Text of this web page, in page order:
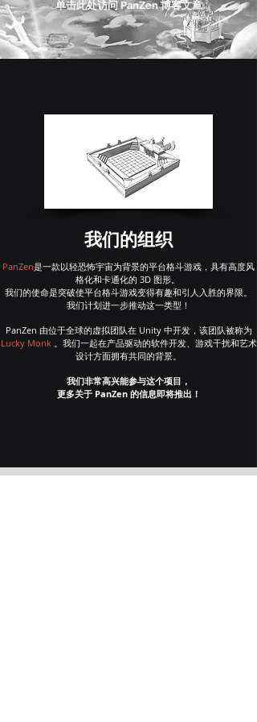
单击此处访问 PanZen 博客文章
我们的组织
PanZen是一款以轻恐怖宇宙为背景的平台格斗游戏，具有高度风
格化和卡通化的 3D 图形。
我们的使命是突破使平台格斗游戏变得有趣和引人入胜的界限。
我们计划进一步推动这一类型！
PanZen 由位于全球的虚拟团队在 Unity 中开发，该团队被称为
Lucky Monk 。 我们一起在产品驱动的软件开发、游戏干扰和艺术
设计方面拥有共同的背景。
我们非常高兴能参与这个项目，
更多关于 PanZen 的信息即将推出！